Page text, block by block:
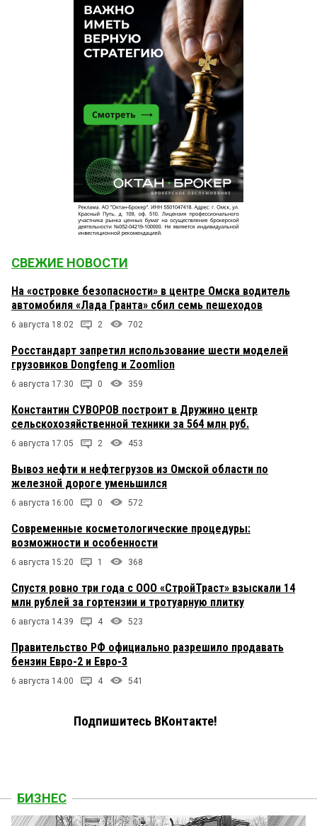
СВЕЖИЕ НОВОСТИ
На «островке безопасности» в центре Омска водитель
автомобиля «Лада Гранта» сбил семь пешеходов
6 августа 18:02 2 702
Росстандарт запретил использование шести моделей
грузовиков Dongfeng и Zoomlion
6 августа 17:30 0 359
Константин СУВОРОВ построит в Дружино центр
сельскохозяйственной техники за 564 млн руб.
6 августа 17:05 2 453
Вывоз нефти и нефтегрузов из Омской области по
железной дороге уменьшился
6 августа 16:00 0 572
Современные косметологические процедуры:
возможности и особенности
6 августа 15:20 1 368
Спустя ровно три года с ООО «СтройТраст» взыскали 14
млн рублей за гортензии и тротуарную плитку
6 августа 14:39 4 523
Правительство РФ официально разрешило продавать
бензин Евро-2 и Евро-3
6 августа 14:00 4 541
Подпишитесь ВКонтакте!
БИЗНЕС